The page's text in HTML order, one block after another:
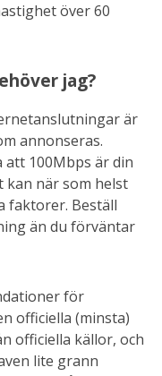
över 60
jag?
är
annonseras.
100Mbps är din
kan när som helst
faktorer. Beställ
än du förväntar
för
officiella (minsta)
officiella källor, och
lite grann